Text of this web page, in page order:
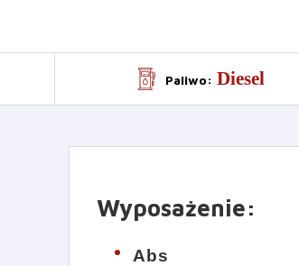
Paliwo: Diesel
Wyposażenie:
Abs